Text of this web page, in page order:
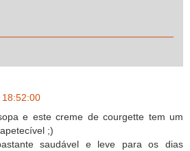
e este creme de courgette tem um
;)
saudável e leve para os dias